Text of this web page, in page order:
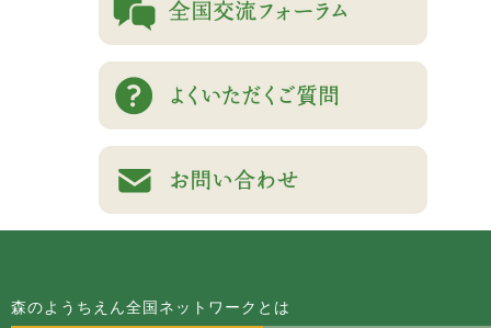
森のようちえん全国ネットワークとは